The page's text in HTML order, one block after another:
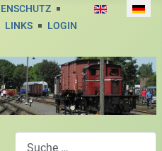
LINKS LOGIN
Sprache